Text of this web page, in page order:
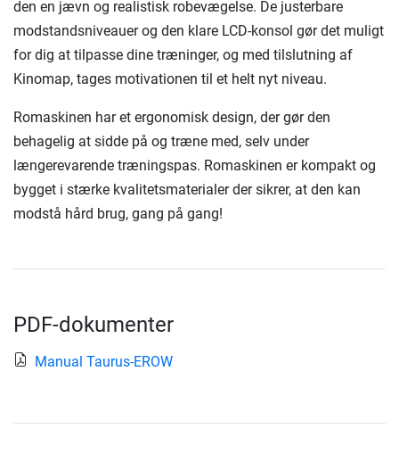
den en jævn og realistisk robevægelse. De justerbare
modstandsniveauer og den klare LCD-konsol gør det muligt
for dig at tilpasse dine træninger, og med tilslutning af
Kinomap, tages motivationen til et helt nyt niveau.
Romaskinen har et ergonomisk design, der gør den
behagelig at sidde på og træne med, selv under
længerevarende træningspas. Romaskinen er kompakt og
bygget i stærke kvalitetsmaterialer der sikrer, at den kan
modstå hård brug, gang på gang!
PDF-dokumenter
Manual Taurus-EROW